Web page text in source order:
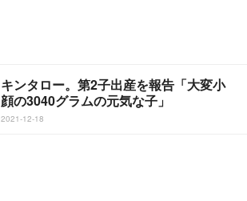
キンタロー。第2子出産を報告「大変小
顔の3040グラムの元気な子」
2021-12-18